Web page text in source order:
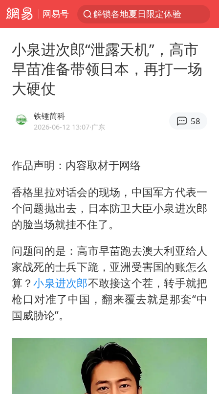
网易号
解锁各地夏日限定体验
浙江金华：市民非必要不外出
白海豚将正面袭击贯穿浙江
浙江台州《告全体市民书》
刘浩存百花奖开幕式红裙起舞
万岁山接盘烂尾恒大文旅城
泰国初中生饮弹自尽前开了26枪
“准2万亿”之城点名支持三所大学
店主称换“青海拉面”招牌后生意更好
小泉进次郎“泄露天机”，高市
早苗准备带领日本，再打一场
大硬仗
铁锤简科
2026-06-12 13:07·广东
58
作品声明：内容取材于网络
香格里拉对话会的现场，中国军方代表一
个问题抛出去，日本防卫大臣小泉进次郎
的脸当场就挂不住了。
问题问的是： 高市早苗跑去澳大利亚给人
家战死的士兵下跪，亚洲受害国的账怎么
算？小泉进次郎不敢接这个茬，转手就把
枪口对准了中国，翻来覆去就是那套“中
国威胁论”。